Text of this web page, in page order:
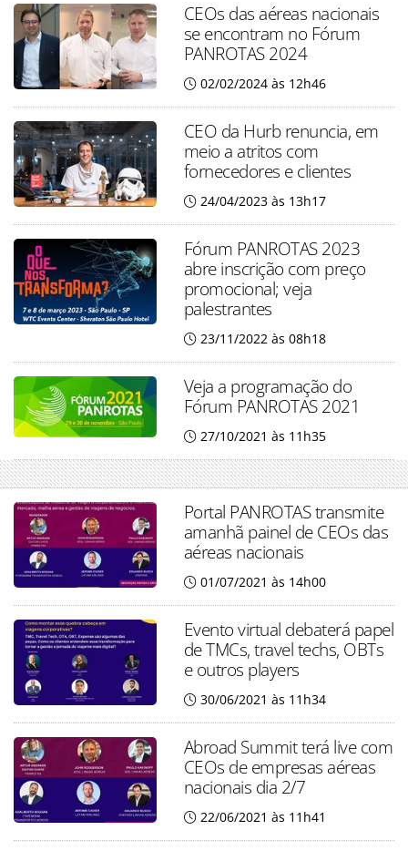
CEOs das aéreas nacionais
se encontram no Fórum
PANROTAS 2024
02/02/2024 às 12h46
CEO da Hurb renuncia, em
meio a atritos com
fornecedores e clientes
24/04/2023 às 13h17
Fórum PANROTAS 2023
abre inscrição com preço
promocional; veja
palestrantes
23/11/2022 às 08h18
Veja a programação do
Fórum PANROTAS 2021
27/10/2021 às 11h35
Portal PANROTAS transmite
amanhã painel de CEOs das
aéreas nacionais
01/07/2021 às 14h00
Evento virtual debaterá papel
de TMCs, travel techs, OBTs
e outros players
30/06/2021 às 11h34
Abroad Summit terá live com
CEOs de empresas aéreas
nacionais dia 2/7
22/06/2021 às 11h41